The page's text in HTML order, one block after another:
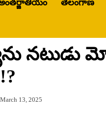
తెలంగాణ
March 13, 2025